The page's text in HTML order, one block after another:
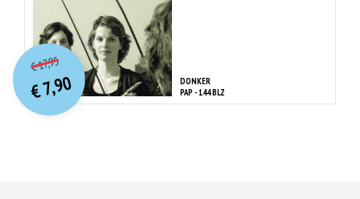
DONKER
PAP - 144 BLZ
€17,95O
orspr
onkelijke
prijs
was:
€ 17,95.
€7,90
Huidige
prijs
is:
€ 7,90.